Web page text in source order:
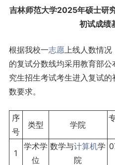
吉林师范大学2025年硕士研
初试成绩
根据我校一志愿上线人数情况
的复试分数线均采用教育部
究生招生考试考生进入复试
数要求。
序
号
类型 学院
1
学术学
位
数学与计算机学
院